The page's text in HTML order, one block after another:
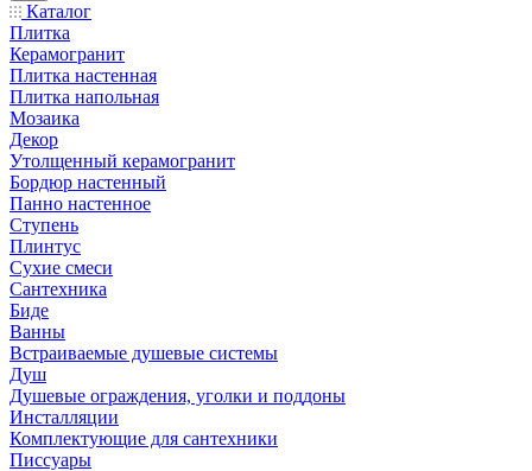
Каталог
Плитка
Керамогранит
Плитка настенная
Плитка напольная
Мозаика
Декор
Утолщенный керамогранит
Бордюр настенный
Панно настенное
Ступень
Плинтус
Сухие смеси
Сантехника
Биде
Ванны
Встраиваемые душевые системы
Душ
Душевые ограждения, уголки и поддоны
Инсталляции
Комплектующие для сантехники
Писсуары